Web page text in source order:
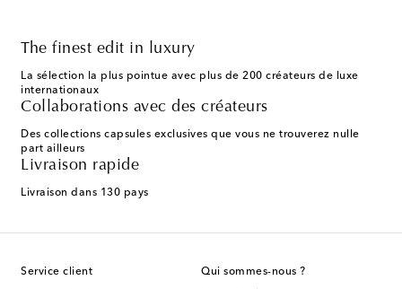
The finest edit in luxury
La sélection la plus pointue avec plus de 200 créateurs de luxe
internationaux
Collaborations avec des créateurs
Des collections capsules exclusives que vous ne trouverez nulle
part ailleurs
Livraison rapide
Livraison dans 130 pays
Service client Qui sommes-nous ?